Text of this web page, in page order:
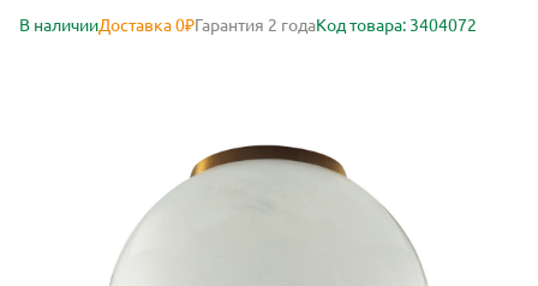
В наличииДоставка 0₽Гарантия 2 годаКод товара: 3404072